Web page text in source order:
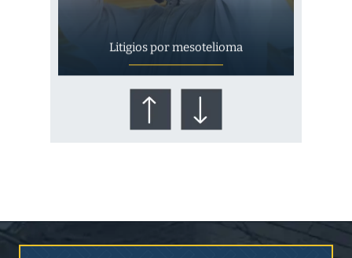
Litigios por mesotelioma
¿Quién corre el riesgo de